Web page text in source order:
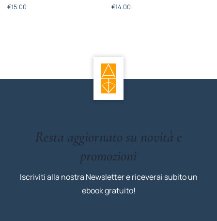
€15.00 €14.00
Resta aggiornato su novità e
promozioni
Iscriviti alla nostra Newsletter e riceverai subito un
ebook gratuito!